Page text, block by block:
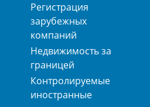
Регистрация
зарубежных
компаний
Недвижимость за
границей
Контролируемые
иностранные